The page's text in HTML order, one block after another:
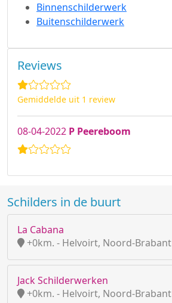
Binnenschilderwerk
Buitenschilderwerk
Reviews
Gemiddelde uit 1 review
08-04-2022 P Peereboom
Schilders in de buurt
La Cabana
+0km. - Helvoirt, Noord-Brabant
Jack Schilderwerken
+0km. - Helvoirt, Noord-Brabant